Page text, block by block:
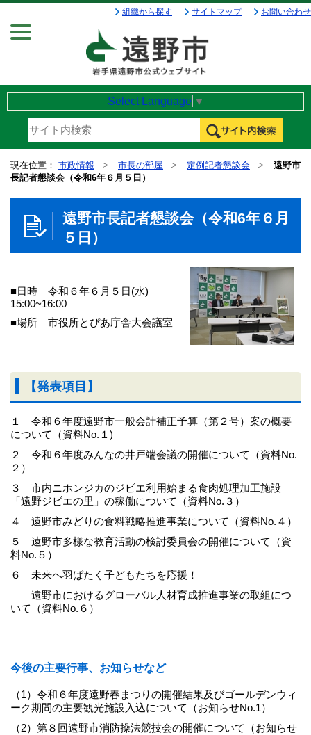
組織から探す サイトマップ お問い合わせ
Select Language ▼
現在位置： 市政情報 市長の部屋 定例記者懇談会
遠野市
長記者懇談会（令和6年６月５日）
遠野市長記者懇談会（令和6年６月
５日）
■日時 令和６年６月５日(水)
15:00~16:00
■場所 市役所とぴあ庁舎大会議室
【発表項目】
１ 令和６年度遠野市一般会計補正予算（第２号）案の概要
について（資料No.１)
２ 令和６年度みんなの井戸端会議の開催について（資料No.
２）
３ 市内ニホンジカのジビエ利用始まる食肉処理加工施設
「遠野ジビエの里」の稼働について（資料No.３）
４ 遠野市みどりの食料戦略推進事業について（資料No.４）
５ 遠野市多様な教育活動の検討委員会の開催について（資
料No.５）
６ 未来へ羽ばたく子どもたちを応援！
遠野市におけるグローバル人材育成推進事業の取組につ
いて（資料No.６）
今後の主要行事、お知らせなど
（1）令和６年度遠野春まつりの開催結果及びゴールデンウィ
ーク期間の主要観光施設入込について（お知らせNo.1）
（2）第８回遠野市消防操法競技会の開催について（お知らせ